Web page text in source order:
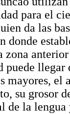
para el
da las
donde
zona
puede
mayores, el
su grosor
de la lengua